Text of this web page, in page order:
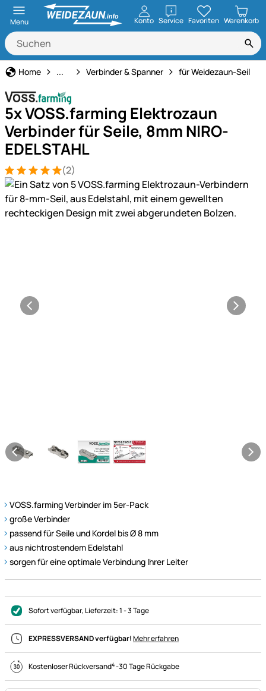
Menu Konto ServiceöffnenFavoriten Warenkorb
Home Weidezaun
... Verbinder & Spanner für Weidezaun-Seil
5x VOSS.farming Elektrozaun
Verbinder für Seile, 8mm NIRO-
EDELSTAHL
Bewertung: 5 von 5 (2 Bewertungen)
2 Bewertungen
(2)
Produktgalerie
VOSS.farming Verbinder im 5er-Pack
große Verbinder
passend für Seile und Kordel bis Ø 8 mm
aus nichtrostendem Edelstahl
sorgen für eine optimale Verbindung Ihrer Leiter
Sofort verfügbar, Lieferzeit:1 - 3 Tage
EXPRESSVERSAND verfügbar!Mehr erfahren
Kostenloser Rückversand4-30 Tage Rückgabe